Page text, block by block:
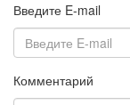
Введите E-mail
Комментарий